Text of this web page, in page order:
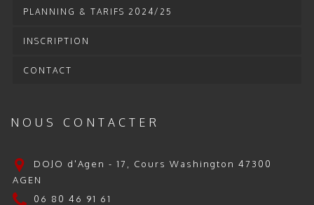
NOUS CONTACTER
DOJO d'Agen - 17, Cours Washington 47300
AGEN
06 80 46 91 61
PLANNING & TARIFS 2024/25
INSCRIPTION
CONTACT